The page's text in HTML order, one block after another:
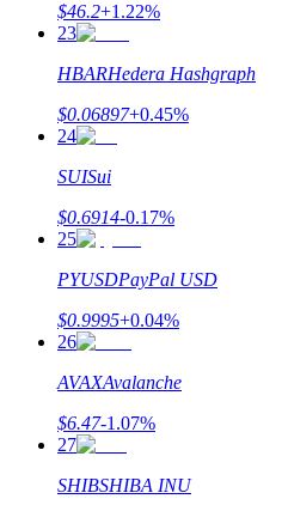
Узнайте о пассивном доходе
Bitrue
AI
Bitrue Партнеры
$46.2+1.22%
23
HBARHedera Hashgraph
$0.06897+0.45%
24
SUISui
$0.6914-0.17%
25
PYUSDPayPal USD
$0.9995+0.04%
26
AVAXAvalanche
$6.47-1.07%
27
SHIBSHIBA INU